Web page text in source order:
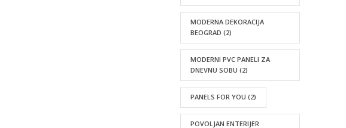
MODERNA DEKORACIJA
BEOGRAD (2)
MODERNI PVC PANELI ZA
DNEVNU SOBU (2)
PANELS FOR YOU (2)
POVOLJAN ENTERIJER